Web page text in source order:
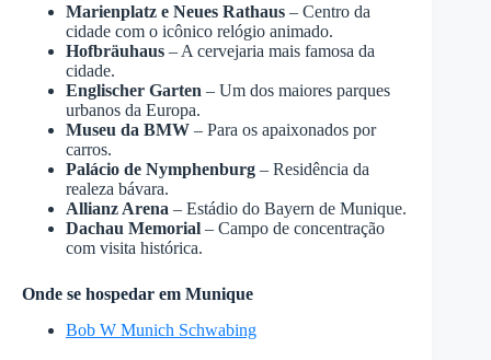
Marienplatz e Neues Rathaus – Centro da
cidade com o icônico relógio animado.
Hofbräuhaus – A cervejaria mais famosa da
cidade.
Englischer Garten – Um dos maiores parques
urbanos da Europa.
Museu da BMW – Para os apaixonados por
carros.
Palácio de Nymphenburg – Residência da
realeza bávara.
Allianz Arena – Estádio do Bayern de Munique.
Dachau Memorial – Campo de concentração
com visita histórica.
Onde se hospedar em Munique
Bob W Munich Schwabing